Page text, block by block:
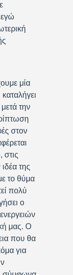
μία
την
στον
στις
της
το θύμα
πολύ
ο
μας. Ο
που θα
για